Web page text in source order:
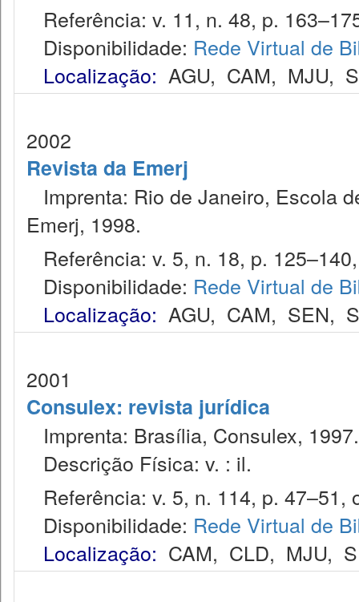
Referência: v. 11, n. 48, p.
Disponibilidade: Rede Virtual de
Localização: AGU, CAM, MJU,
2002
Revista da Emerj
Imprenta: Rio de Janeiro, Escola
Emerj, 1998.
Referência: v. 5, n. 18, p.
Disponibilidade: Rede Virtual de
Localização: AGU, CAM, SEN,
2001
Consulex: revista jurídica
Imprenta: Brasília, Consulex, 1997.
Descrição Física: v. : il.
Referência: v. 5, n. 114, p. 47–51,
Disponibilidade: Rede Virtual de
Localização: CAM, CLD, MJU,